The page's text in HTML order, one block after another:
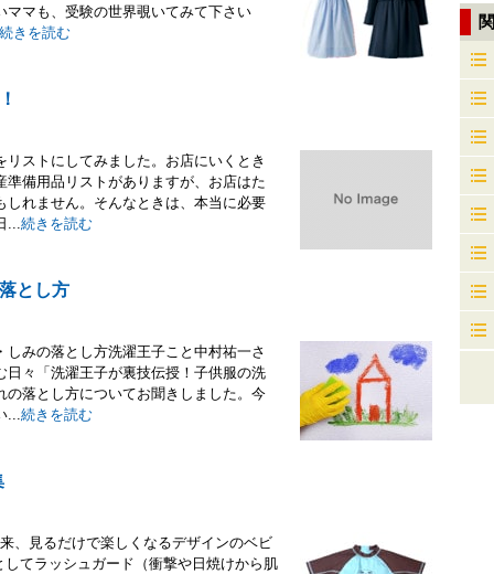
マも、受験の世界覗いてみて下さい
続きを読む
ストにしてみました。お店にいくとき
備用品リストがありますが、お店はた
れません。そんなときは、本当に必要
...続きを読む
とし方
みの落とし方洗濯王子こと中村祐一さ
々「洗濯王子が裏技伝授！子供服の洗
落とし方についてお聞きしました。今
...続きを読む
、見るだけで楽しくなるデザインのベビ
てラッシュガード（衝撃や日焼けから肌